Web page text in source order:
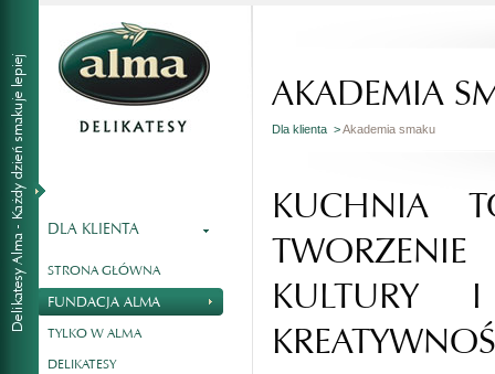
DLA KLIENTA
STRONA GŁÓWNA
FUNDACJA ALMA
TYLKO W ALMA
DELIKATESY
AKADEMIA
Dla klienta >Akademia smaku
KUCHNIA
KULTURY I